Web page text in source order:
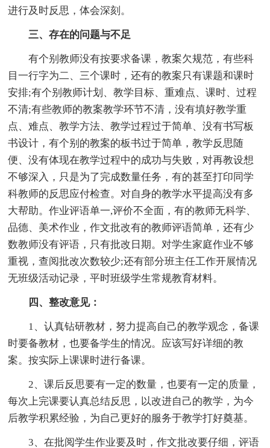
进行及时反思，体会深刻。
三、存在的问题与不足
有个别教师没有按要求备课，教案欠规范，有些科
目一行字为二、三个课时，还有的教案只有课题和课时
安排;有个别教师计划、教学目标、重难点、课时、过程
不清;有些教师的教案教学环节不清，没有填好教学重
点、难点、教学方法、教学过程过于简单、没有书写板
书设计，有个别的教案的板书过于简单，教学反思随
便、没有体现在教学过程中的成功与失败，对再教设想
不够深入，只是为了完成数量任务，有的甚至打印同学
科教师的反思应付检查。对自身的教学水平提高没有多
大帮助。作业评语单一,评价不全面，有的教师无科学、
品德、美术作业，作文批改有的教师评语简单，还有少
数教师没有评语，只有批改日期。对学生家庭作业不够
重视，查阅批改次数较少;还有部分班主任工作开展情况
无班级活动记录，平时班级学生常规教育材料。
四、整改意见：
1、认真钻研教材，努力提高自己的教学观念，备课
时要备教材，也要备学生的情况。应该写好详细的教
案。按实际上课课时进行备课。
2、课后反思要有一定的数量，也要有一定的质量，
每次上完课要认真总结反思，以改进自己的教学，为今
后教学积累经验，为自己更好的服务于教学打好奠基。
3、在批阅学生作业要及时，作文批改要仔细，评语